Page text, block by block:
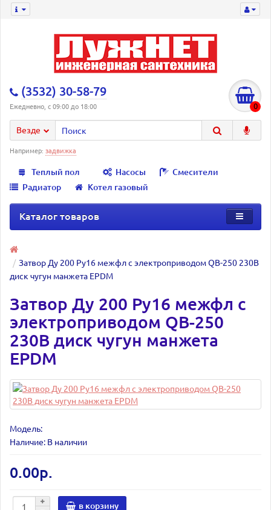
(3532) 30-58-79
Ежедневно, с 09:00 до 18:00 0
Везде
Например: задвижка
Теплый пол Насосы
Смесители
Радиатор
Котел газовый
Каталог товаров
Затвор Ду 200 Ру16 межфл с электроприводом QB-250 230В
диск чугун манжета EPDM
Затвор Ду 200 Ру16 межфл с
электроприводом QB-250
230В диск чугун манжета
EPDM
Модель:
Наличие: В наличии
0.00р.
в корзину